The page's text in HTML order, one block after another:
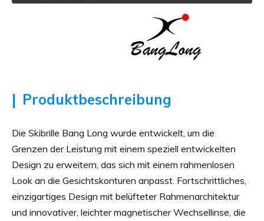
| Produktbeschreibung
Die Skibrille Bang Long wurde entwickelt, um die
Grenzen der Leistung mit einem speziell entwickelten
Design zu erweitern, das sich mit einem rahmenlosen
Look an die Gesichtskonturen anpasst. Fortschrittliches,
einzigartiges Design mit belüfteter Rahmenarchitektur
und innovativer, leichter magnetischer Wechsellinse, die